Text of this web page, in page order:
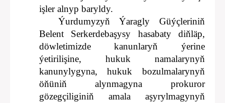
işler alnyp baryldy.
Ýurdumyzyň Ýaragly Güýçleriniň
Belent Serkerdebaşysy hasabaty diňläp,
döwletimizde kanunlaryň ýerine
ýetirilişine, hukuk namalarynyň
kanunylygyna, hukuk bozulmalarynyň
öňüniň alynmagyna prokuror
gözegçiliginiň amala aşyrylmagynyň